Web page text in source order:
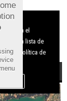
las
en
para el
la lista de
Política de